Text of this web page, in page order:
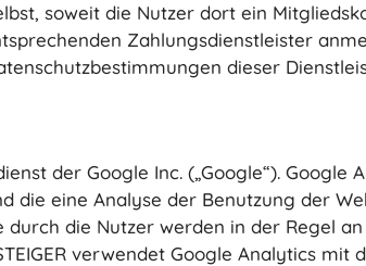
soweit die Nutzer dort ein
Zahlungsdienstleister
dieser
der Google Inc. („Google“). Google
die eine Analyse der Benutzung der
die Nutzer werden in der Regel
verwendet Google Analytics mit